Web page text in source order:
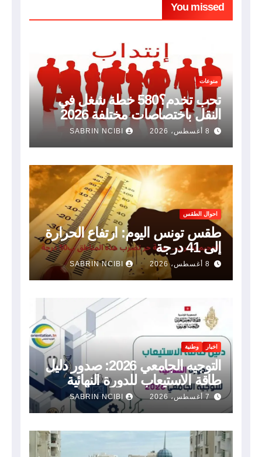
You missed
منوعات
تحب تخدم؟580 خطة شغل في
النقل باختصاصات مختلفة 2026
8 أغسطس، 2026 SABRIN NCIBI
احوال الطقس
طقس تونس اليوم: ارتفاع الحرارة
إلى 41 درجة
8 أغسطس، 2026 SABRIN NCIBI
اخبار وطنية
التوجيه الجامعي 2026: صدور دليل
طاقة الاستيعاب للدورة النهائية
7 أغسطس، 2026 SABRIN NCIBI